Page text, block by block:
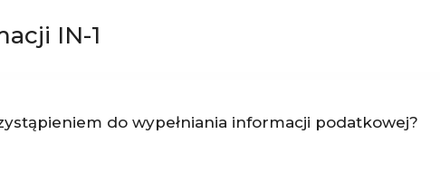
IN-1
do wypełniania informacji podatkowej?